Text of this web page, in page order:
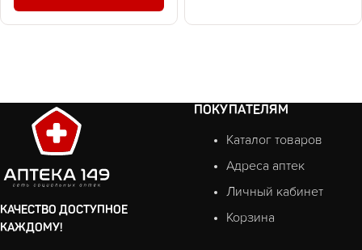
КАЧЕСТВО ДОСТУПНОЕ
КАЖДОМУ!
ПОКУПАТЕЛЯМ
Каталог товаров
Адреса аптек
Личный кабинет
Корзина